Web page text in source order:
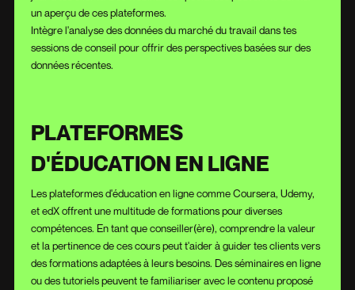
un aperçu de ces plateformes.
Intègre l'analyse des données du marché du travail dans tes
sessions de conseil pour offrir des perspectives basées sur des
données récentes.
PLATEFORMES
D'ÉDUCATION EN LIGNE
Les plateformes d'éducation en ligne comme Coursera, Udemy,
et edX offrent une multitude de formations pour diverses
compétences. En tant que conseiller(ère), comprendre la valeur
et la pertinence de ces cours peut t'aider à guider tes clients vers
des formations adaptées à leurs besoins. Des séminaires en ligne
ou des tutoriels peuvent te familiariser avec le contenu proposé